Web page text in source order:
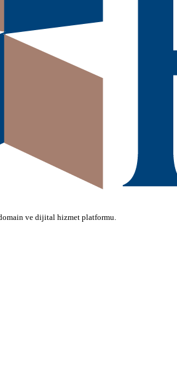
ve dijital hizmet platformu.